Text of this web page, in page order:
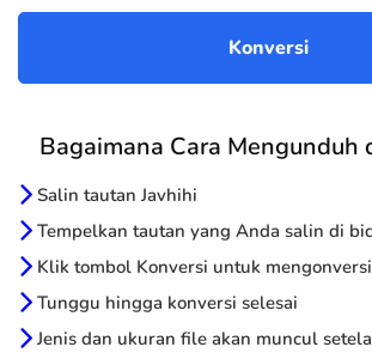
Bagaimana Cara Mengunduh
Salin tautan Javhihi
Tempelkan tautan yang Anda salin di
Klik tombol Konversi untuk mengonversi
Tunggu hingga konversi selesai
Jenis dan ukuran file akan muncul